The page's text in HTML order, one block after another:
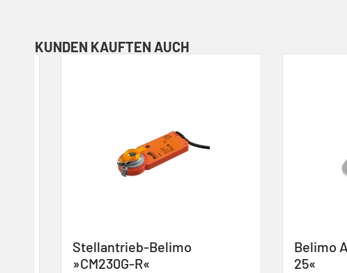
KUNDEN KAUFTEN AUCH
Stellantrieb-Belimo
»CM230G-R«
Belimo